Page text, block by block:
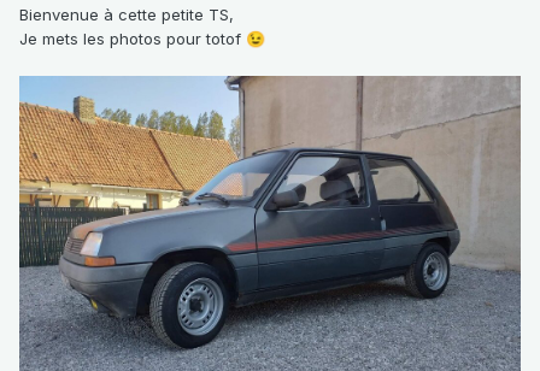
Bienvenue à cette petite TS,
Je mets les photos pour totof 😉